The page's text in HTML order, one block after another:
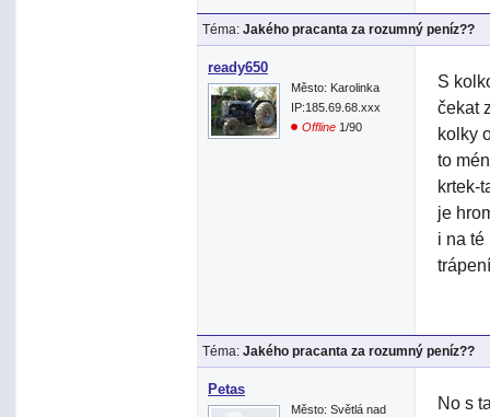
Téma: Jakého pracanta za rozumný peníz??
ready650
Město: Karolinka
IP:185.69.68.xxx
Offline 1/90
S
čekat
kolky
to
krtek-
je
i na
Téma: Jakého pracanta za rozumný peníz??
Petas
Město: Světlá nad
No s